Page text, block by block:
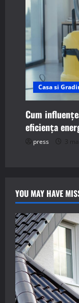
Casa si
Cum
eficiența
press 3
YOU MAY HAVE